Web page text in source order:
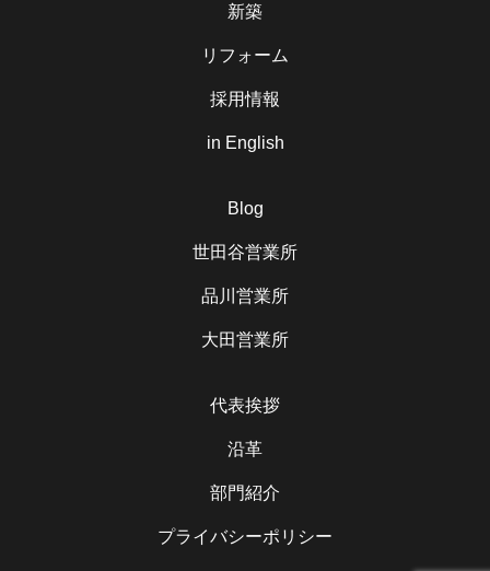
新築
リフォーム
採用情報
in English
Blog
世田谷営業所
品川営業所
大田営業所
代表挨拶
沿革
部門紹介
プライバシーポリシー